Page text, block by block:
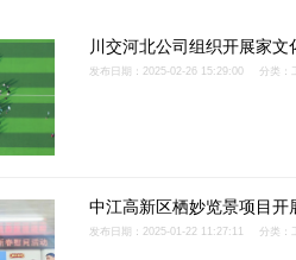
川交河北公司组织开展家文
发布日期：2025-02-26 15:29:00 分类：
中江高新区栖妙览景项目开
发布日期：2025-01-22 11:27:11 分类：